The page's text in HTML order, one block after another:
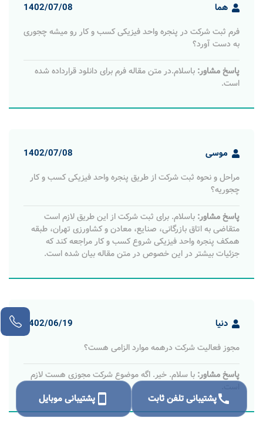
هما 1402/07/08
فرم ثبت شرکت در پنجره واحد فیزیکی کسب و کار رو میشه چجوری
به دست آورد؟
پاسخ مشاور: باسلام.در متن مقاله فرم برای دانلود قرارداده شده
است.
موسی 1402/07/08
مراحل و نحوه ثبت شرکت از طریق پنجره واحد فیزیکی کسب و کار
چجوریه؟
پاسخ مشاور: باسلام. برای ثبت شرکت از این طریق لازم است
متقاضی به اتاق بازرگانی، صنایع، معادن و کشاورزی تهران، طبقه
همکف پنجره واحد فیزیکی شروع کسب و کار مراجعه کند که
جزئیات بیشتر در این خصوص در متن مقاله بیان شده است.
دنیا 1402/06/19
مجوز فعالیت شرکت درهمه موارد الزامی هست؟
پاسخ مشاور: با سلام. خیر. اگه موضوع شرکت مجوزی هست لازم
callپشتیبانی تلفن ثابت smartphoneپشتیبانی موبایل